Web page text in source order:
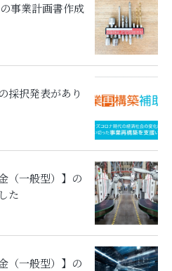
事業計画書作成
採択発表があり
（一般型）】の
た
（一般型）】の